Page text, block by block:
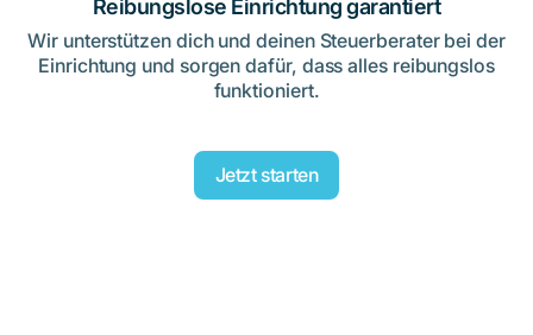
Reibungslose Einrichtung garantiert
Wir unterstützen dich und deinen Steuerberater bei der
Einrichtung und sorgen dafür, dass alles reibungslos
funktioniert.
Jetzt starten